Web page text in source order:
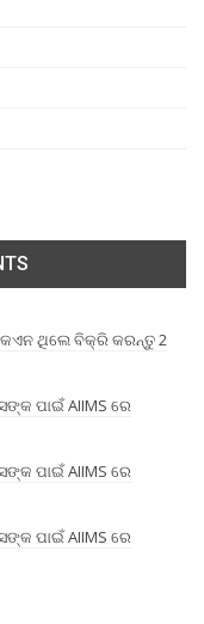
କଏନ ଥିଲେ ବିକ୍ରି କରନ୍ତୁ 2
ପାଇଁ AIIMS ରେ
ପାଇଁ AIIMS ରେ
ପାଇଁ AIIMS ରେ